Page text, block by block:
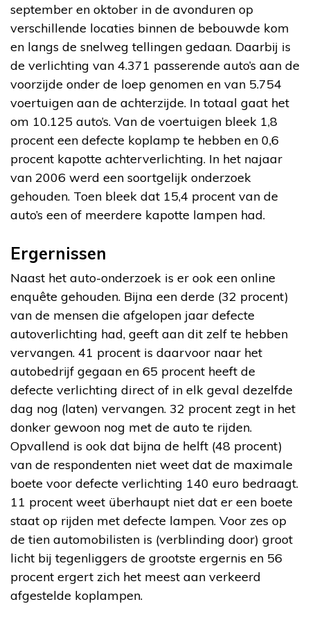
september en oktober in de avonduren op
verschillende locaties binnen de bebouwde kom
en langs de snelweg tellingen gedaan. Daarbij is
de verlichting van 4.371 passerende auto’s aan de
voorzijde onder de loep genomen en van 5.754
voertuigen aan de achterzijde. In totaal gaat het
om 10.125 auto’s. Van de voertuigen bleek 1,8
procent een defecte koplamp te hebben en 0,6
procent kapotte achterverlichting. In het najaar
van 2006 werd een soortgelijk onderzoek
gehouden. Toen bleek dat 15,4 procent van de
auto’s een of meerdere kapotte lampen had.
Ergernissen
Naast het auto-onderzoek is er ook een online
enquête gehouden. Bijna een derde (32 procent)
van de mensen die afgelopen jaar defecte
autoverlichting had, geeft aan dit zelf te hebben
vervangen. 41 procent is daarvoor naar het
autobedrijf gegaan en 65 procent heeft de
defecte verlichting direct of in elk geval dezelfde
dag nog (laten) vervangen. 32 procent zegt in het
donker gewoon nog met de auto te rijden.
Opvallend is ook dat bijna de helft (48 procent)
van de respondenten niet weet dat de maximale
boete voor defecte verlichting 140 euro bedraagt.
11 procent weet überhaupt niet dat er een boete
staat op rijden met defecte lampen. Voor zes op
de tien automobilisten is (verblinding door) groot
licht bij tegenliggers de grootste ergernis en 56
procent ergert zich het meest aan verkeerd
afgestelde koplampen.